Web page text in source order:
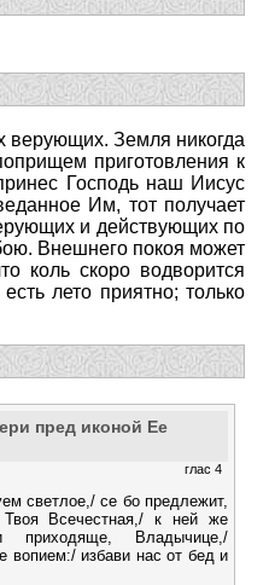
верующих. Земля никогда
приготовления к
Господь наш Иисус
Им, тот получает
и действующих по
Внешнего покоя может
коль скоро водворится
лето приятно; только
пред иконой Ее
глас 4
светлое,/ се бо предлежит,
Всечестная,/ к ней же
Владычице,/
вопием:/ избави нас от бед и